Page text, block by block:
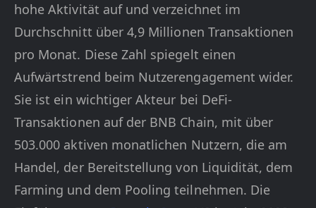
hohe Aktivität auf und verzeichnet im
Durchschnitt über 4,9 Millionen Transaktionen
pro Monat. Diese Zahl spiegelt einen
Aufwärtstrend beim Nutzerengagement wider.
Sie ist ein wichtiger Akteur bei DeFi-
Transaktionen auf der BNB Chain, mit über
503.000 aktiven monatlichen Nutzern, die am
Handel, der Bereitstellung von Liquidität, dem
Farming und dem Pooling teilnehmen. Die